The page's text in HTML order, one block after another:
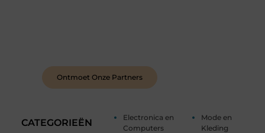
CATEGORIEËN
Electronica en
Computers
Mode en
Kleding
Ontmoet Onze Partners